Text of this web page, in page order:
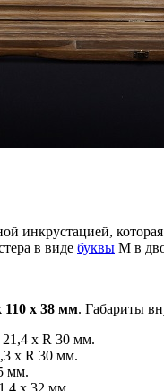
инкрустацией,
в виде буквы М в
110 х 38 мм. Габариты
21,4 х R 30 мм.
х R 30 мм.
мм.
х 32 мм.